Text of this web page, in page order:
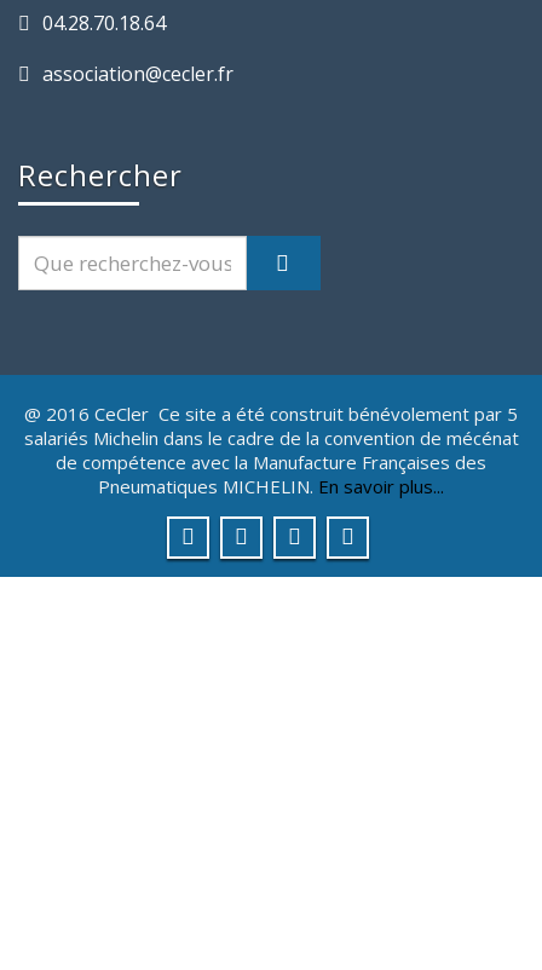
04.28.70.18.64
association@cecler.fr
Rechercher
@ 2016 CeCler Ce site a été construit bénévolement par 5
salariés Michelin dans le cadre de la convention de mécénat
de compétence avec la Manufacture Françaises des
Pneumatiques MICHELIN. En savoir plus...